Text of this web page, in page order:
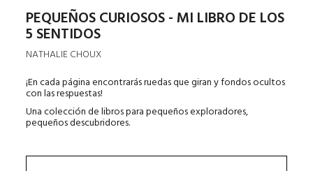
PEQUEÑOS CURIOSOS - MI LIBRO DE LOS
5 SENTIDOS
NATHALIE CHOUX
¡En cada página encontrarás ruedas que giran y fondos ocultos
con las respuestas!
Una colección de libros para pequeños exploradores,
pequeños descubridores.